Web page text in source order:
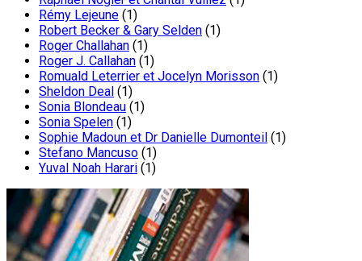
Rémy Lejeune (1)
Robert Becker & Gary Selden (1)
Roger Challahan (1)
Roger J. Callahan (1)
Romuald Leterrier et Jocelyn Morisson (1)
Sheldon Deal (1)
Sonia Blondeau (1)
Sonia Spelen (1)
Sophie Madoun et Dr Danielle Dumonteil (1)
Stefano Mancuso (1)
Yuval Noah Harari (1)